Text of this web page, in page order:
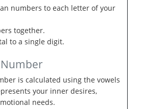
numbers to each letter of your
together.
to a single digit.
is calculated using the vowels
your inner desires,
needs.